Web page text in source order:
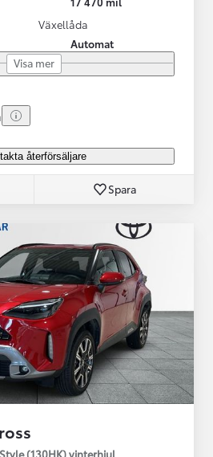
Växellåda
Automat
Visa mer
återförsäljare
Spara
(130HK) vinterhjul